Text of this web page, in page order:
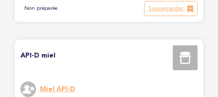
Non préparée Sauvegarder
API-D miel
Miel API-D